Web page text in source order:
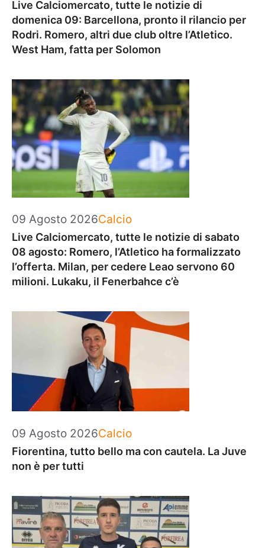
Live Calciomercato, tutte le notizie di
domenica 09: Barcellona, pronto il rilancio per
Rodri. Romero, altri due club oltre l’Atletico.
West Ham, fatta per Solomon
09 Agosto 2026Categorie
Calcio
Live Calciomercato, tutte le notizie di sabato
08 agosto: Romero, l’Atletico ha formalizzato
l’offerta. Milan, per cedere Leao servono 60
milioni. Lukaku, il Fenerbahce c’è
09 Agosto 2026Categorie
Calcio
Fiorentina, tutto bello ma con cautela. La Juve
non è per tutti